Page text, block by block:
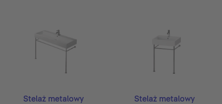
Stelaż metalowy
Stelaż metalowy